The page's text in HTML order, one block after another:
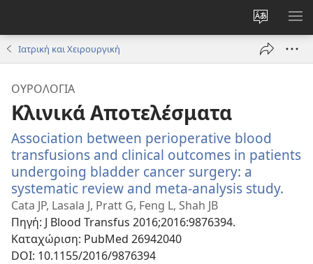
Αλλαγή
γλώσσας
Ιατρική και Χειρουργική
ΟΥΡΟΛΟΓΊΑ
Κλινικά Αποτελέσματα
Association between perioperative blood
transfusions and clinical outcomes in patients
undergoing bladder cancer surgery: a
systematic review and meta-analysis study.
Cata JP, Lasala J, Pratt G, Feng L, Shah JB
Πηγή‎: J Blood Transfus 2016;2016:9876394.
Καταχώριση‎: PubMed 26942040
DOI‎: 10.1155/2016/9876394